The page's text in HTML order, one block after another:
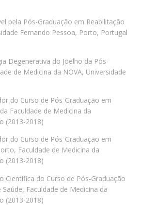
pela Pós-Graduação em Reabilitação
Fernando Pessoa, Porto, Portugal
Degenerativa do Joelho da Pós-
de Medicina da NOVA, Universidade
do Curso de Pós-Graduação em
Faculdade de Medicina da
(2013-2018)
do Curso de Pós-Graduação em
Faculdade de Medicina da
(2013-2018)
Científica do Curso de Pós-Graduação
Faculdade de Medicina da
(2013-2018)